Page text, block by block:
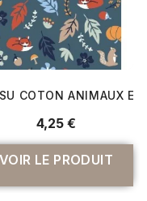
COTON ANIMAUX ET
4,25 €
VOIR LE PRODUIT